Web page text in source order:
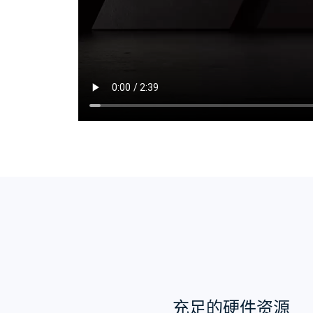
充足的硬件资源